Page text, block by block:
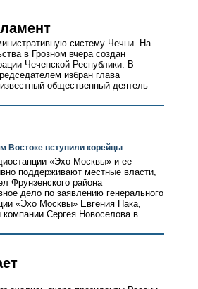
систему Чечни. На
в Грозном вчера создан
Чеченской Республики. В
избран глава
общественный деятель
Востоке вступили корейцы
«Эхо Москвы» и ее
поддерживают местные власти,
Фрунзенского района
дело по заявлению генерального
«Эхо Москвы» Евгения Пака,
компании Сергея Новоселова в